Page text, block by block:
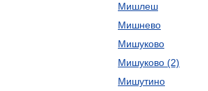
Мишлеш
Мишнево
Мишуково
Мишуково (2)
Мишутино